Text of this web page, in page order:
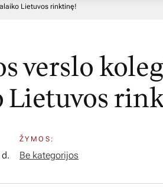
Lietuvos rinktinę!
verslo
Lietuvos
ŽYMOS:
Be kategorijos